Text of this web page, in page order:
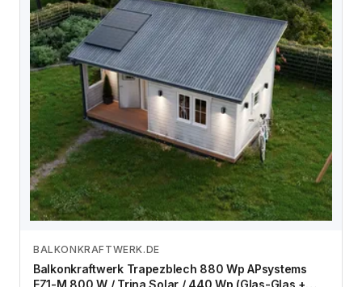
Zum Angebot
BALKONKRAFTWERK.DE
Balkonkraftwerk Trapezblech 880 Wp APsystems
EZ1-M 800 W / Trina Solar / 440 Wp (Glas-Glas +